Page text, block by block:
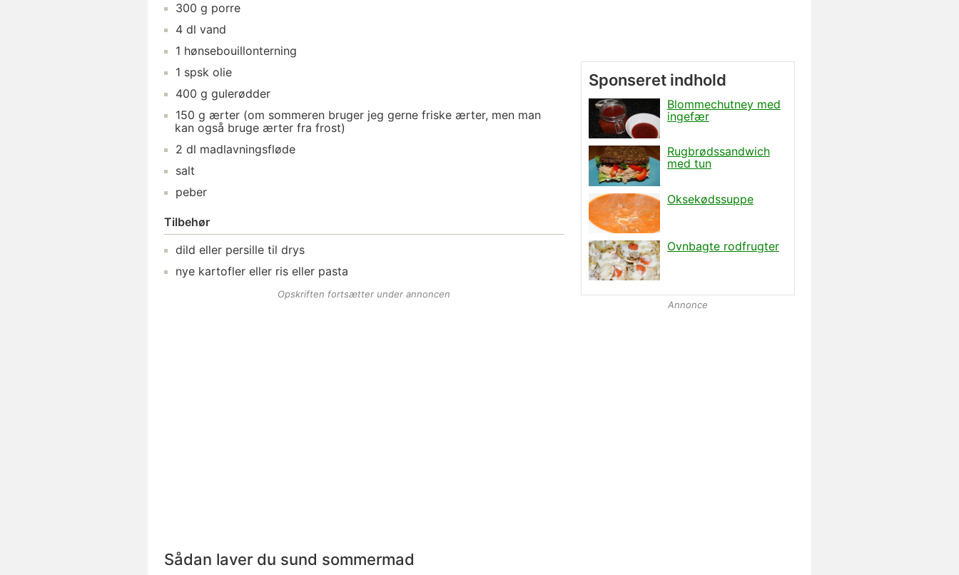
300 g porre
4 dl vand
1 hønsebouillonterning
1 spsk olie
400 g gulerødder
150 g ærter (om sommeren bruger jeg gerne friske ærter, men man
kan også bruge ærter fra frost)
2 dl madlavningsfløde
salt
peber
Tilbehør
dild eller persille til drys
nye kartofler eller ris eller pasta
Opskriften fortsætter under annoncen
Sådan laver du sund sommermad
Annonce